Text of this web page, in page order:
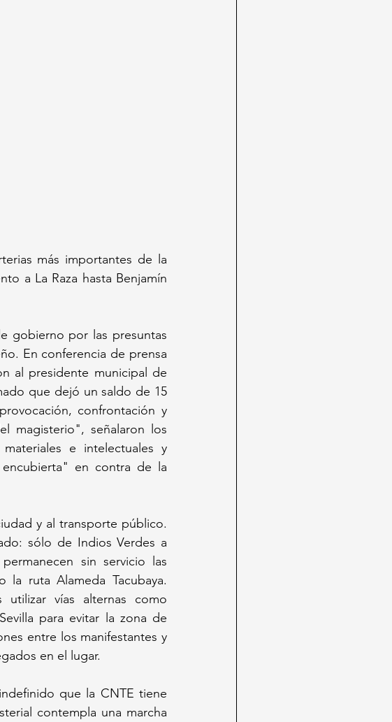
más importantes de la
a La Raza hasta Benjamín
gobierno por las presuntas
En conferencia de prensa
al presidente municipal de
que dejó un saldo de 15
confrontación y
magisterio", señalaron los
e intelectuales y
en contra de la
y al transporte público.
sólo de Indios Verdes a
sin servicio las
la ruta Alameda Tacubaya.
utilizar vías alternas como
para evitar la zona de
entre los manifestantes y
en el lugar.
que la CNTE tiene
contempla una marcha